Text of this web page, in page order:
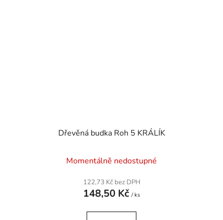
Dřevěná budka Roh 5 KRÁLÍK
Momentálně nedostupné
122,73 Kč bez DPH
148,50 Kč / ks